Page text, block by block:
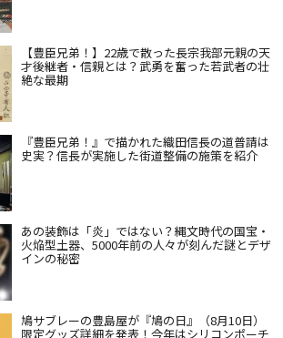
【豊臣兄弟！】22歳で散った長宗我部元親の天
才後継者・信親とは？武勇を奮った若武者の壮
絶な最期
『豊臣兄弟！』で描かれた織田信長の道普請は
史実？信長が実施した街道整備の施策を紹介
あの装飾は「炎」ではない？縄文時代の国宝・
火焔型土器、5000年前の人々が刻んだ謎とデザ
インの秘密
鳩サブレーの豊島屋が『鳩の日』（8月10日）
限定グッズ詳細を発表！今年はシリコンポーチ